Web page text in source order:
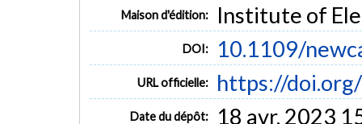
Maison d'édition: Institute of
DOI: 10.1109/
URL officielle: https://
Date du dépôt: 18 avr. 2023